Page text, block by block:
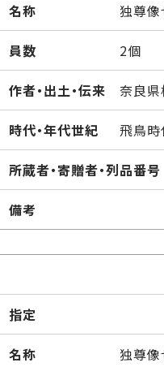
名称 独尊
員数 2個
作者・出土・伝来 奈良
時代・年代世紀 飛鳥時
所蔵者・寄贈者・列品番号
備考
指定
名称 独尊